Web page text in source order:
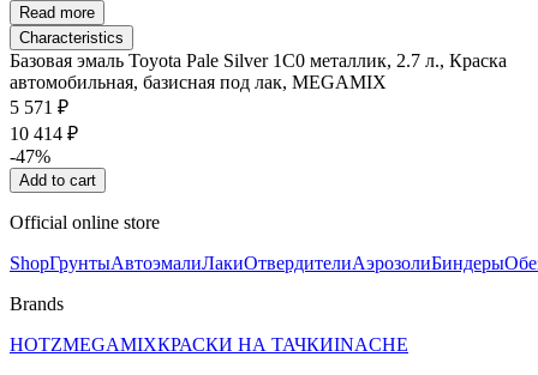
Read more
Characteristics
Базовая эмаль Toyota Pale Silver 1C0 металлик, 2.7 л., Краска
автомобильная, базисная под лак, MEGAMIX
5 571 ₽
10 414 ₽
-47%
Add to cart
Official online store
ShopГрунтыАвтоэмалиЛакиОтвердителиАэрозолиБиндеры
Brands
HOTZMEGAMIXКРАСКИ НА ТАЧКИINACHE